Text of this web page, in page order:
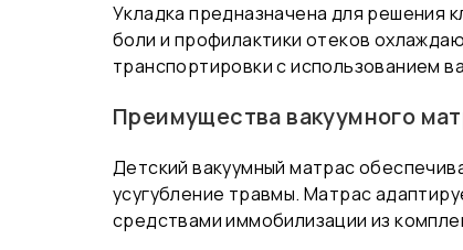
Укладка предназначена для решения
боли и профилактики отеков
транспортировки с использованием
Преимущества вакуумного
Детский вакуумный матрас
усугубление травмы. Матрас
средствами иммобилизации из